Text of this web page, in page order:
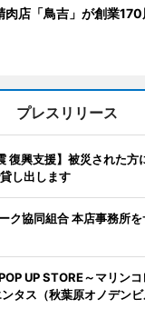
肉店「鳥吉」が創業
プレスリリース
復興支援】被災された方
し出します
ク協同組合 本店事務所
UP STORE～マリン
タス（秋葉原オノデン